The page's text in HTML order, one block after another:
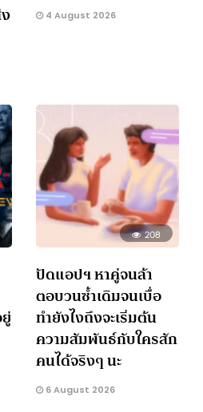
4 August 2026
208
ปัดแอปฯ หาคู่จนล้า
ตอบวนซ้ำเดิมจนเบื่อ
ทำยังไงถึงจะเริ่มต้น
ความสัมพันธ์กับใครสัก
คนได้จริงๆ นะ
6 August 2026